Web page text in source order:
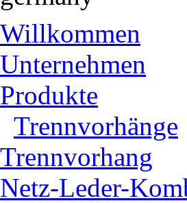
Willkommen
Unternehmen
Produkte
Trennvorhänge
Trennvorhang
Netz-Leder-